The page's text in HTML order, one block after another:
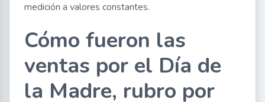
medición a valores constantes.
Cómo fueron las
ventas por el Día de
la Madre, rubro por